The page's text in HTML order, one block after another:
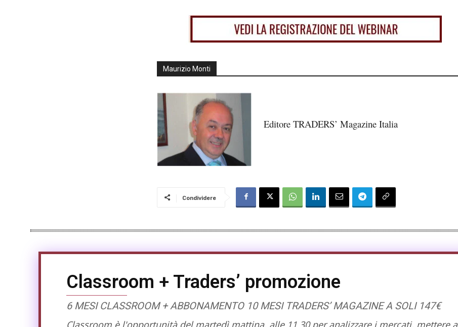
Maurizio Monti
Editore TRADERS’ Magazine Italia
Condividere
Classroom + Traders’ promozione
6 MESI CLASSROOM + ABBONAMENTO 10 MESI TRADERS’ MAGAZINE A SOLI 147€
Classroom è l'opportunità del martedì mattina, alle 11.30 per analizzare i mercati, mettere a